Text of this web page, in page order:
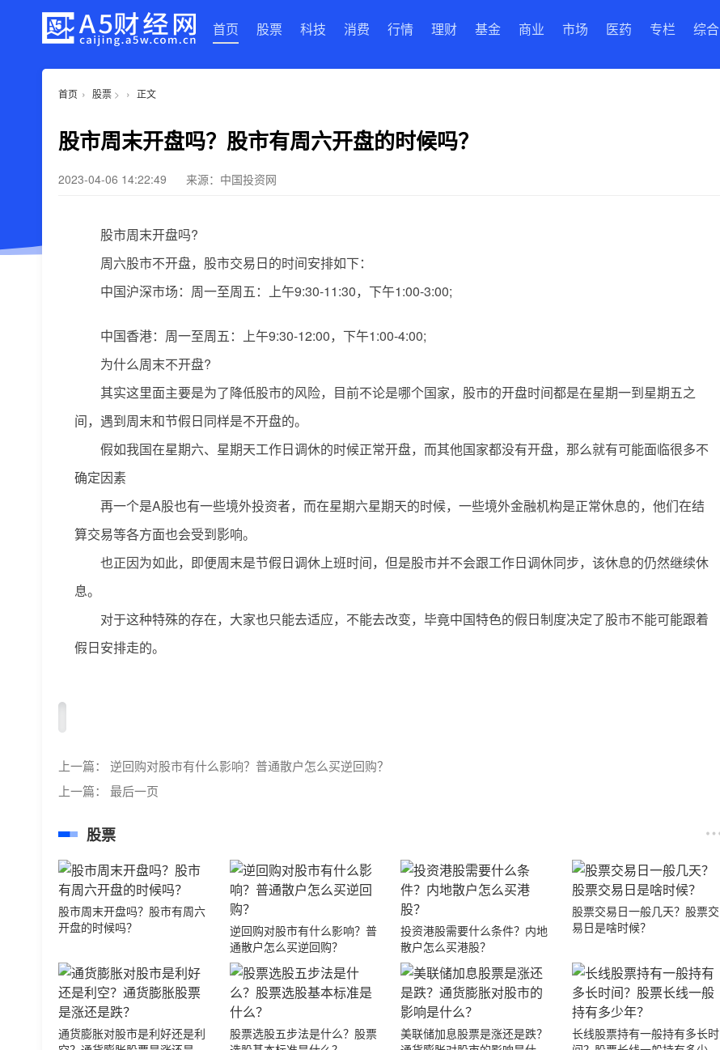
首页 股票 科技 消费 行情 理财 基金 商业 市场 医药 专栏 综合
首页 › 股票 > › 正文
股市周末开盘吗？股市有周六开盘的时候吗？
2023-04-06 14:22:49 来源：中国投资网
股市周末开盘吗?
周六股市不开盘，股市交易日的时间安排如下：
中国沪深市场：周一至周五：上午9:30-11:30，下午1:00-3:00;
中国香港：周一至周五：上午9:30-12:00，下午1:00-4:00;
为什么周末不开盘?
其实这里面主要是为了降低股市的风险，目前不论是哪个国家，股市的开盘时间都是在星期一到星期五之
间，遇到周末和节假日同样是不开盘的。
假如我国在星期六、星期天工作日调休的时候正常开盘，而其他国家都没有开盘，那么就有可能面临很多不
确定因素
再一个是A股也有一些境外投资者，而在星期六星期天的时候，一些境外金融机构是正常休息的，他们在结
算交易等各方面也会受到影响。
也正因为如此，即便周末是节假日调休上班时间，但是股市并不会跟工作日调休同步，该休息的仍然继续休
息。
对于这种特殊的存在，大家也只能去适应，不能去改变，毕竟中国特色的假日制度决定了股市不能可能跟着
假日安排走的。
上一篇： 逆回购对股市有什么影响？普通散户怎么买逆回购？
上一篇： 最后一页
股票
股市周末开盘吗？股市有周六
开盘的时候吗？
逆回购对股市有什么影响？普
通散户怎么买逆回购？
投资港股需要什么条件？内地
散户怎么买港股？
股票交易日一般几天？股票交
易日是啥时候？
通货膨胀对股市是利好还是利
股票选股五步法是什么？股票
美联储加息股票是涨还是跌？
长线股票持有一般持有多长时